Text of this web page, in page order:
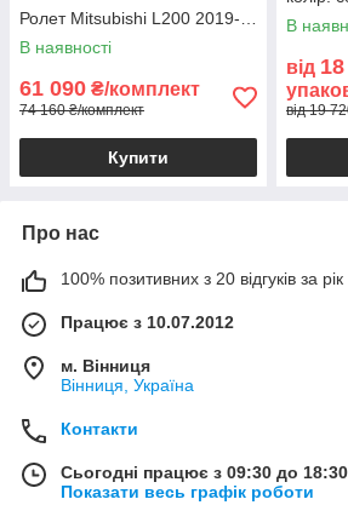
Ролет Mitsubishi L200 2019-…
В наявності
61 090 ₴/комплект
74 160 ₴/комплект
Купити
В
від
від 19
Про нас
100% позитивних з 20 відгуків за рік
Працює з 10.07.2012
м. Вінниця
Вінниця, Україна
Контакти
Сьогодні працює з 09:30 до 18:30
Показати весь графік роботи